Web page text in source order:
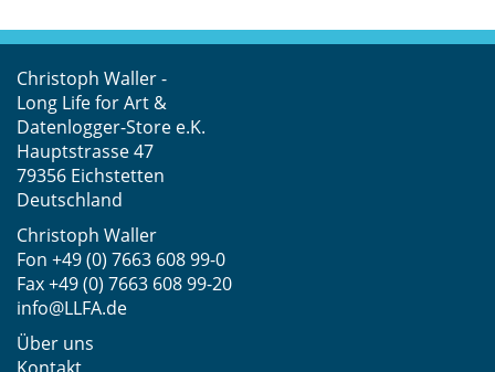
Christoph Waller -
Long Life for Art &
Datenlogger-Store e.K.
Hauptstrasse 47
79356 Eichstetten
Deutschland
Christoph Waller
Fon +49 (0) 7663 608 99-0
Fax +49 (0) 7663 608 99-20
info@LLFA.de
Über uns